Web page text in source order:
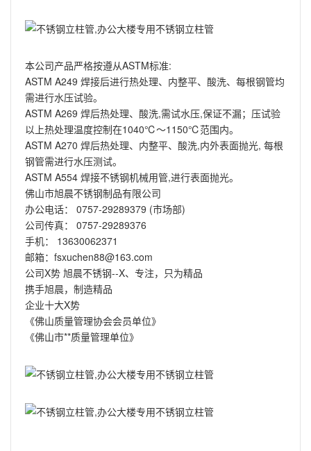
本公司产品严格按遵从ASTM标准:
ASTM A249 焊接后进行热处理、内整平、酸洗、每根钢管均
需进行水压试验。
ASTM A269 焊后热处理、酸洗,需试水压,保证不漏；压试验
以上热处理温度控制在1040℃～1150℃范围内。
ASTM A270 焊后热处理、内整平、酸洗,内外表面抛光, 每根
钢管需进行水压测试。
ASTM A554 焊接不锈钢机械用管,进行表面抛光。
佛山市旭晨不锈钢制品有限公司
办公电话： 0757-29289379 (市场部)
公司传真： 0757-29289376
手机： 13630062371
邮箱：fsxuchen88@163.com
公司X势 旭晨不锈钢--X、专注，只为精品
携手旭晨，制造精品
企业十大X势
《佛山质量管理协会会员单位》
《佛山市**质量管理单位》